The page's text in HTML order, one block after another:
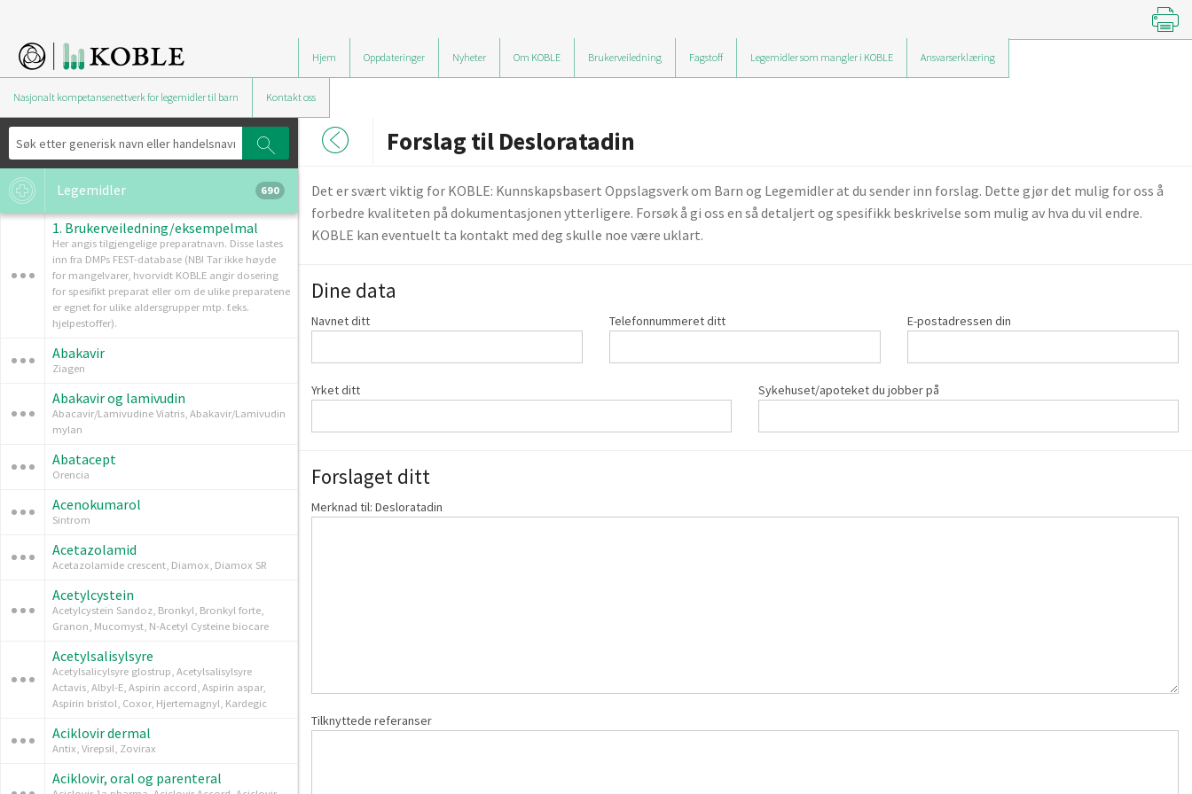
Hjem Oppdateringer Nyheter Om KOBLE Brukerveiledning Fagstoff Legemidler som mangler i KOBLE Ansvarserklæring
Nasjonalt kompetansenettverk for legemidler til barn Kontakt oss
Legemidler 690
1. Brukerveiledning/eksempelmal
Her angis tilgjengelige preparatnavn. Disse lastes
inn fra DMPs FEST-database (NB! Tar ikke høyde
for mangelvarer, hvorvidt KOBLE angir dosering
for spesifikt preparat eller om de ulike preparatene
er egnet for ulike aldersgrupper mtp. f.eks.
hjelpestoffer).
Abakavir
Ziagen
Abakavir og lamivudin
Abacavir/Lamivudine Viatris, Abakavir/Lamivudin
mylan
Abatacept
Orencia
Acenokumarol
Sintrom
Acetazolamid
Acetazolamide crescent, Diamox, Diamox SR
Acetylcystein
Acetylcystein Sandoz, Bronkyl, Bronkyl forte,
Granon, Mucomyst, N-Acetyl Cysteine biocare
Acetylsalisylsyre
Acetylsalicylsyre glostrup, Acetylsalisylsyre
Actavis, Albyl-E, Aspirin accord, Aspirin aspar,
Aspirin bristol, Coxor, Hjertemagnyl, Kardegic
Aciklovir dermal
Antix, Virepsil, Zovirax
Aciklovir, oral og parenteral
Forslag til Desloratadin
Det er svært viktig for KOBLE: Kunnskapsbasert Oppslagsverk om Barn og Legemidler at du sender inn forslag. Dette gjør det mulig for oss å
forbedre kvaliteten på dokumentasjonen ytterligere. Forsøk å gi oss en så detaljert og spesifikk beskrivelse som mulig av hva du vil endre.
KOBLE kan eventuelt ta kontakt med deg skulle noe være uklart.
Dine data
Navnet ditt Telefonnummeret ditt E-postadressen din
Yrket ditt Sykehuset/apoteket du jobber på
Forslaget ditt
Merknad til: Desloratadin
Tilknyttede referanser